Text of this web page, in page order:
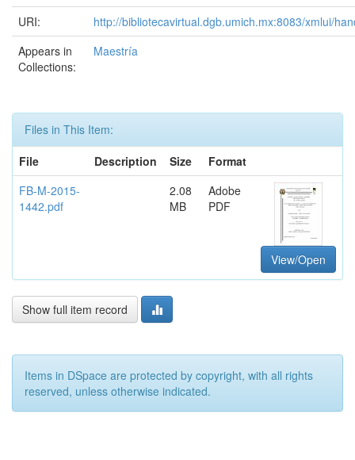
URI:
http://bibliotecavirtual.dgb.umich.mx:8083/xmlui/
Appears in
Collections:
Maestría
Files in This Item:
File
Description Size
Format
FB-M-2015-
1442.pdf
2.08
MB
Adobe
PDF
View/Open
Show full item record
Items in DSpace are protected by copyright, with all rights
reserved, unless otherwise indicated.